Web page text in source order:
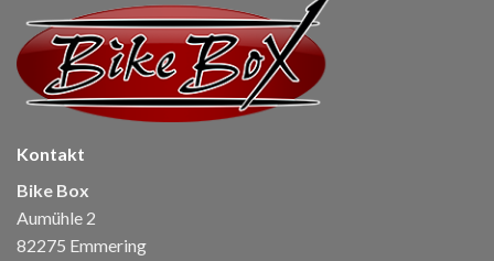
Kontakt
Bike Box
Aumühle 2
82275 Emmering